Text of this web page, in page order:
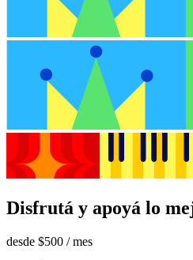
Disfrutá y apoyá lo
desde $500 / mes